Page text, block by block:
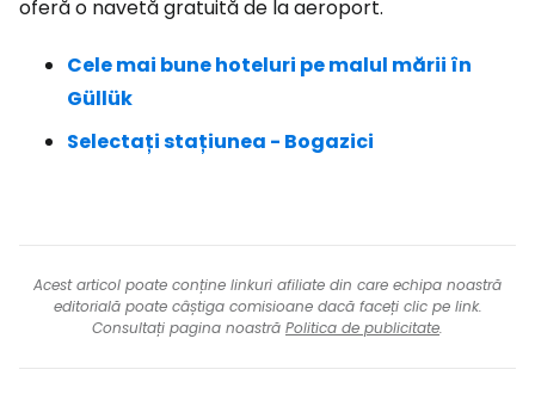
oferă o navetă gratuită de la aeroport.
Cele mai bune hoteluri pe malul mării în
Güllük
Selectați stațiunea - Bogazici
Acest articol poate conține linkuri afiliate din care echipa noastră
editorială poate câștiga comisioane dacă faceți clic pe link.
Consultați pagina noastră Politica de publicitate.